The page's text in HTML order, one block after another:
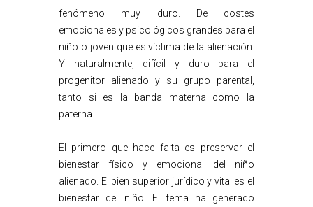
fenómeno muy duro. De costes
emocionales y psicológicos grandes para el
niño o joven que es víctima de la alienación.
Y naturalmente, difícil y duro para el
progenitor alienado y su grupo parental,
tanto si es la banda materna como la
paterna.
El primero que hace falta es preservar el
bienestar físico y emocional del niño
alienado. El bien superior jurídico y vital es el
bienestar del niño. El tema ha generado